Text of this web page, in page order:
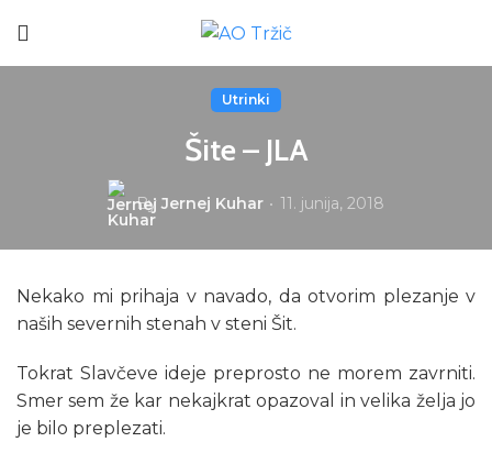
Utrinki
Šite – JLA
By Jernej Kuhar 11. junija, 2018
Nekako mi prihaja v navado, da otvorim plezanje v
naših severnih stenah v steni Šit.
Tokrat Slavčeve ideje preprosto ne morem zavrniti.
Smer sem že kar nekajkrat opazoval in velika želja jo
je bilo preplezati.